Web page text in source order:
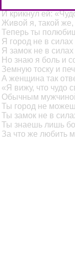
И крикнул ей:
Живой я, такой же,
Теперь ты
Я город не в
Я замок не в силах
Но знаю я боль и
Земную тоску и
А женщина так
«Я вижу, что чудо
Обычным
Ты город не
Ты замок не в
Ты знаешь лишь
За что же любить